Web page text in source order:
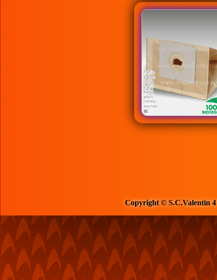
Copyright © S.C.Valentin